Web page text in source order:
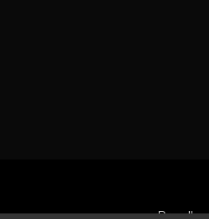
Proudly